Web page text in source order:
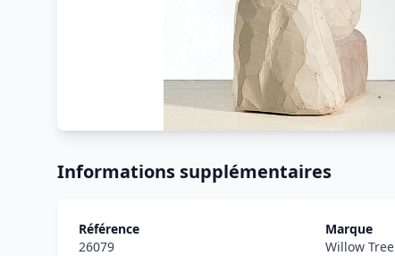
Informations supplémentaires
Référence
26079
Marque
Willow Tree